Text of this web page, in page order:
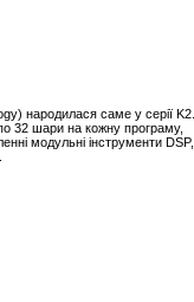
народилася саме у серії K2.
32 шари на кожну програму,
модульні інструменти DSP,